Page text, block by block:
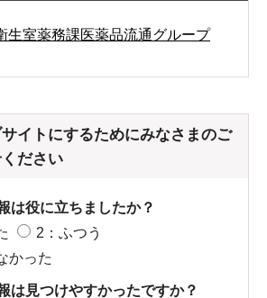
生室薬務課医薬品流通グループ
イトにするためにみなさまのご
ださい
は役に立ちましたか？
2：ふつう
かった
は見つけやすかったですか？